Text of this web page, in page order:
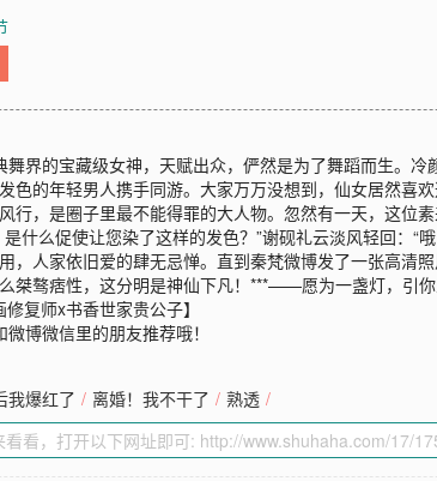
舞界的宝藏级女神，天赋出众，俨然是为了舞蹈而生。
色的年轻男人携手同游。大家万万没想到，仙女居然喜
行，是圈子里最不能得罪的大人物。忽然有一天，这位
什么促使让您染了这样的发色？”谢砚礼云淡风轻回：“
，人家依旧爱的肆无忌惮。直到秦梵微博发了一张高清
桀骜痞性，这分明是神仙下凡！***——愿为一盏灯，引
复师x书香世家贵公子】
博微信里的朋友推荐哦！
我爆红了 / 离婚！我不干了 / 熟透 /